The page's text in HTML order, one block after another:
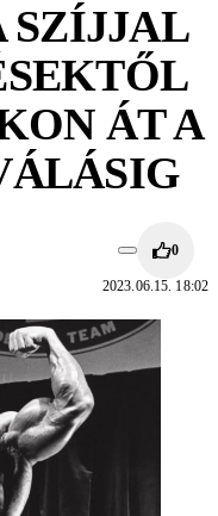
SZÍJJAL
ÁT A
0
2023.06.15. 18:02